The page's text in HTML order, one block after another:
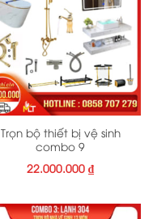
Trọn bộ thiết bị vệ sinh
combo 9
22.000.000 ₫